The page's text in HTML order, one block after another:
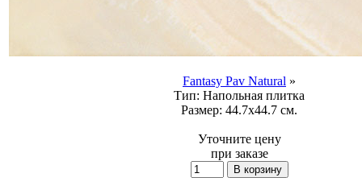
Fantasy Pav Natural »
Тип: Напольная плитка
Размер: 44.7x44.7 см.
Уточните цену
при заказе